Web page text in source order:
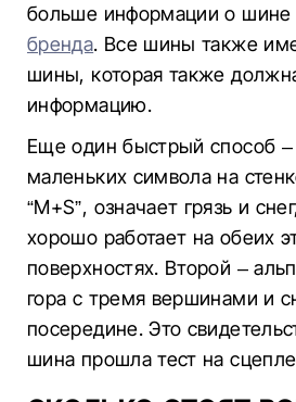
больше информации о шине
бренда. Все шины также
шины, которая также
информацию.
Еще один быстрый способ –
маленьких символа на
“M+S”, означает грязь и
хорошо работает на обеих
поверхностях. Второй –
гора с тремя вершинами и
посередине. Это
шина прошла тест на